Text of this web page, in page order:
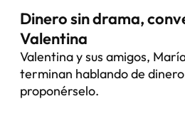
Dinero sin drama,
Valentina
Valentina y sus amigos,
terminan hablando de dinero
proponérselo.